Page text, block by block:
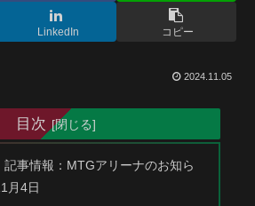
LinkedIn コピー
2024.11.05
目次
記事情報：MTGアリーナのお知ら
月4日